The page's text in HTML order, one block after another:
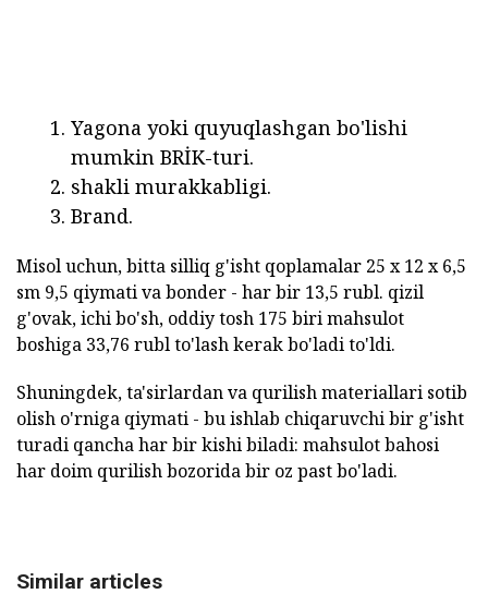
Yagona yoki quyuqlashgan bo'lishi
mumkin BRİK-turi.
shakli murakkabligi.
Brand.
Misol uchun, bitta silliq g'isht qoplamalar 25 x 12 x 6,5
sm 9,5 qiymati va bonder - har bir 13,5 rubl. qizil
g'ovak, ichi bo'sh, oddiy tosh 175 biri mahsulot
boshiga 33,76 rubl to'lash kerak bo'ladi to'ldi.
Shuningdek, ta'sirlardan va qurilish materiallari sotib
olish o'rniga qiymati - bu ishlab chiqaruvchi bir g'isht
turadi qancha har bir kishi biladi: mahsulot bahosi
har doim qurilish bozorida bir oz past bo'ladi.
Similar articles